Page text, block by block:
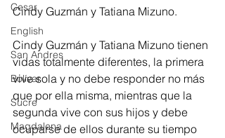
Cesar
English
San Andres
Bolívar
Sucre
Magdalena
Cindy Guzmán y Tatiana Mizuno.
Cindy Guzmán y Tatiana Mizuno tienen
vidas totalmente diferentes, la primera
vive sola y no debe responder no más
que por ella misma, mientras que la
segunda vive con sus hijos y debe
ocuparse de ellos durante su tiempo